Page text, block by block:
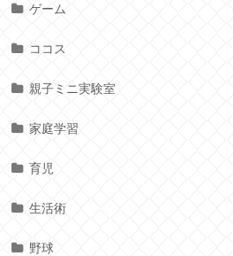
ゲーム
ココス
親子ミニ実験室
家庭学習
育児
生活術
野球